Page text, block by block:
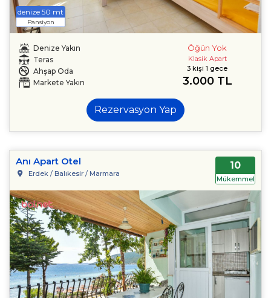
denize 50 mt
Pansiyon
Denize Yakın
Teras
Ahşap Oda
Markete Yakın
Öğün Yok
Klasik Apart
3 kişi 1 gece
3.000 TL
Rezervasyon Yap
Anı Apart Otel
Erdek / Balıkesir / Marmara
10
Mükemmel